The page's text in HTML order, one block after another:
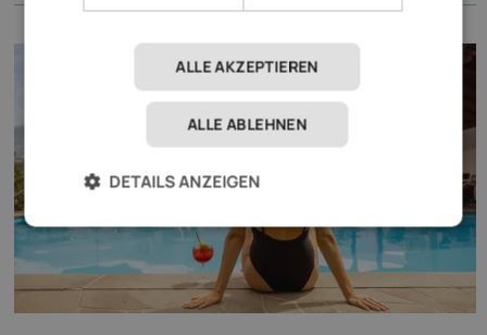
ALLE AKZEPTIEREN
ALLE ABLEHNEN
DETAILS ANZEIGEN